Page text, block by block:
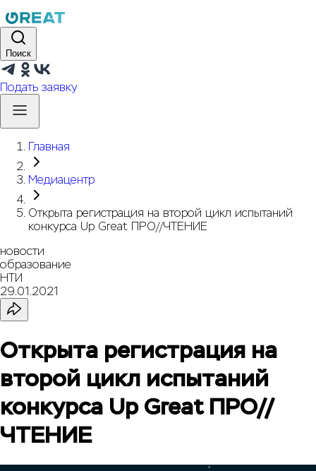
Поиск
Подать заявку
Главная
Медиацентр
Открыта регистрация на второй цикл испытаний
конкурса Up Great ПРО//ЧТЕНИЕ
новости
образование
НТИ
29.01.2021
Открыта регистрация на
второй цикл испытаний
конкурса Up Great ПРО//
ЧТЕНИЕ